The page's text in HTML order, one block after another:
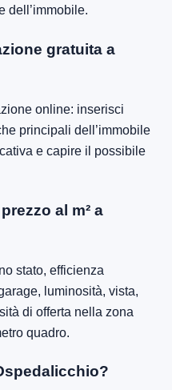
dell’immobile.
gratuita a
online: inserisci
principali dell’immobile
e capire il possibile
al m² a
stato, efficienza
luminosità, vista,
di offerta nella zona
quadro.